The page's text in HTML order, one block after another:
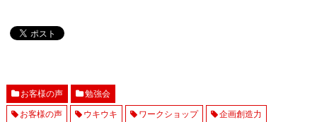
お客様の声
勉強会
お客様の声
ウキウキ ワークショップ 企画創造力